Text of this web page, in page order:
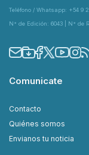
Teléfono / Whatsapp: +54 9
N° de Edición: 6043 | N° de
Comunicate
Contacto
Quiénes somos
Envianos tu noticia